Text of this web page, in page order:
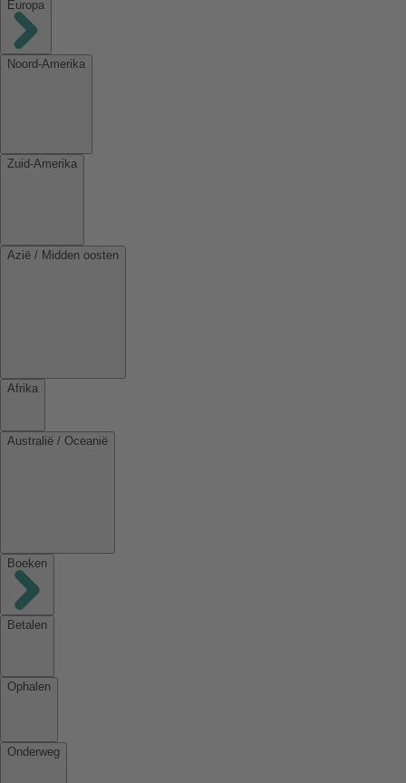
Europa
Noord-Amerika
Zuid-Amerika
Azië / Midden oosten
Afrika
Australië / Oceanië
Boeken
Betalen
Ophalen
Onderweg